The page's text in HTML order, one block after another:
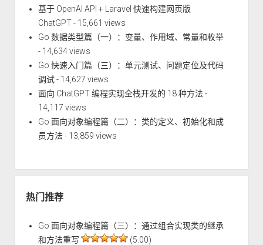
基于 OpenAI API + Laravel 快速构建网页版
ChatGPT- 15,661 views
Go 数据类型篇（一）：变量、作用域、常量和枚举
- 14,634 views
Go 快速入门篇（三）：单元测试、问题定位及代码
调试- 14,627 views
面向 ChatGPT 编程实现全栈开发的 18 种方法-
14,117 views
Go 面向对象编程篇（二）：类的定义、初始化和成
员方法- 13,859 views
热门推荐
Go 面向对象编程篇（三）：通过组合实现类的继承
和方法重写
(5.00)